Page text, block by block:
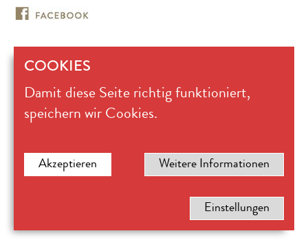
COOKIES
Damit diese Seite richtig funktioniert,
speichern wir Cookies.
Akzeptieren Weitere Informationen
Einstellungen
Ostasiatische Kunst Köln
Universitätsstraße 100
50674 Köln
Impressum / Datenschutz